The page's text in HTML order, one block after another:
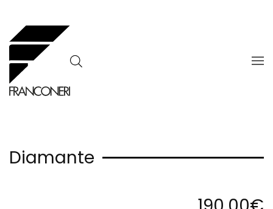
Skip to main content
Diamante